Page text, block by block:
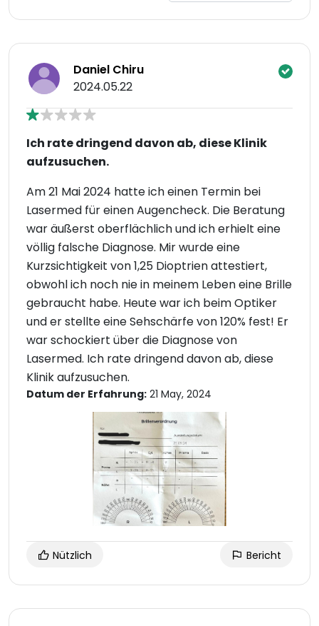
Daniel Chiru
2024.05.22
Ich rate dringend davon ab, diese Klinik
aufzusuchen.
Am 21 Mai 2024 hatte ich einen Termin bei
Lasermed für einen Augencheck. Die Beratung
war äußerst oberflächlich und ich erhielt eine
völlig falsche Diagnose. Mir wurde eine
Kurzsichtigkeit von 1,25 Dioptrien attestiert,
obwohl ich noch nie in meinem Leben eine Brille
gebraucht habe. Heute war ich beim Optiker
und er stellte eine Sehschärfe von 120% fest! Er
war schockiert über die Diagnose von
Lasermed. Ich rate dringend davon ab, diese
Klinik aufzusuchen.
Datum der Erfahrung: 21 May, 2024
Nützlich Bericht